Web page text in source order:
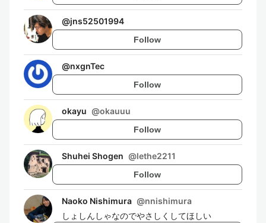
@jns52501994
Follow
@nxgnTec
Follow
okayu @okauuu
Follow
Shuhei Shogen @lethe2211
Follow
Naoko Nishimura @nnishimura
しょしんしゃなのでやさしくしてほしい